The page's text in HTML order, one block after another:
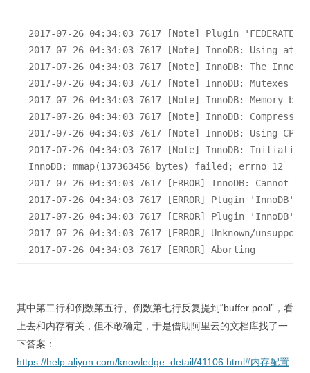
2017-07-26 04:34:03 7617 [Note] Plugin
2017-07-26 04:34:03 7617 [Note] InnoDB: Using
2017-07-26 04:34:03 7617 [Note] InnoDB: The
2017-07-26 04:34:03 7617 [Note] InnoDB: Mutexes
2017-07-26 04:34:03 7617 [Note] InnoDB: Memory
2017-07-26 04:34:03 7617 [Note] InnoDB:
2017-07-26 04:34:03 7617 [Note] InnoDB: Using
2017-07-26 04:34:03 7617 [Note] InnoDB:
InnoDB: mmap(137363456 bytes) failed; errno 12
2017-07-26 04:34:03 7617 [ERROR] InnoDB:
2017-07-26 04:34:03 7617 [ERROR] Plugin
2017-07-26 04:34:03 7617 [ERROR] Plugin 'InnoDB'
2017-07-26 04:34:03 7617 [ERROR] Unknown/
其中第二行和倒数第五行、倒数第七行反复提到“buffer pool”，看
上去和内存有关，但不敢确定，于是借助阿里云的文档库找了一
下答案：
https://help.aliyun.com/knowledge_detail/41106.html#内存配置